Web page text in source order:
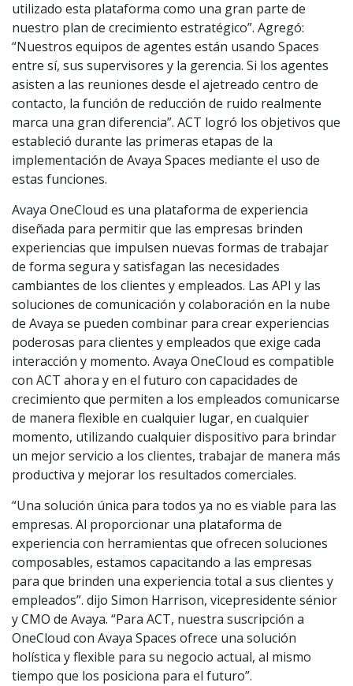
utilizado esta plataforma como una gran parte de
nuestro plan de crecimiento estratégico”. Agregó:
“Nuestros equipos de agentes están usando Spaces
entre sí, sus supervisores y la gerencia. Si los agentes
asisten a las reuniones desde el ajetreado centro de
contacto, la función de reducción de ruido realmente
marca una gran diferencia”. ACT logró los objetivos que
estableció durante las primeras etapas de la
implementación de Avaya Spaces mediante el uso de
estas funciones.
Avaya OneCloud es una plataforma de experiencia
diseñada para permitir que las empresas brinden
experiencias que impulsen nuevas formas de trabajar
de forma segura y satisfagan las necesidades
cambiantes de los clientes y empleados. Las API y las
soluciones de comunicación y colaboración en la nube
de Avaya se pueden combinar para crear experiencias
poderosas para clientes y empleados que exige cada
interacción y momento. Avaya OneCloud es compatible
con ACT ahora y en el futuro con capacidades de
crecimiento que permiten a los empleados comunicarse
de manera flexible en cualquier lugar, en cualquier
momento, utilizando cualquier dispositivo para brindar
un mejor servicio a los clientes, trabajar de manera más
productiva y mejorar los resultados comerciales.
“Una solución única para todos ya no es viable para las
empresas. Al proporcionar una plataforma de
experiencia con herramientas que ofrecen soluciones
composables, estamos capacitando a las empresas
para que brinden una experiencia total a sus clientes y
empleados”. dijo Simon Harrison, vicepresidente sénior
y CMO de Avaya. “Para ACT, nuestra suscripción a
OneCloud con Avaya Spaces ofrece una solución
holística y flexible para su negocio actual, al mismo
tiempo que los posiciona para el futuro”.